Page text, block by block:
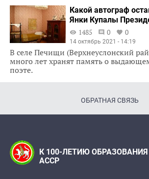
Какой автограф
Янки Купалы
1485
0 0
14 октябрь 2021 - 14:19
В селе Печищи (Верхнеуслонский
много лет хранят память о
поэте.
ОБРАТНАЯ СВЯЗЬ
К 100-ЛЕТИЮ
АССР